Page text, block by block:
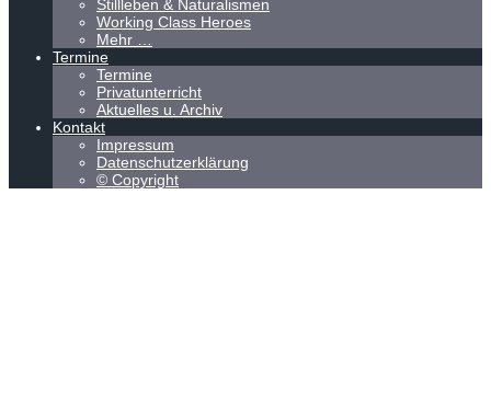
Stillleben & Naturalismen
Working Class Heroes
Mehr …
Termine
Termine
Privatunterricht
Aktuelles u. Archiv
Kontakt
Impressum
Datenschutzerklärung
© Copyright